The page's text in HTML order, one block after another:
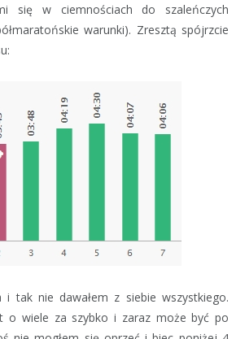
się w ciemnościach do szaleńczych
warunki). Zresztą spójrzcie
i tak nie dawałem z siebie wszystkiego.
o wiele za szybko i zaraz może być po